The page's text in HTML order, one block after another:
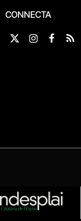
CONNECTA
X
Instagram
Facebook
RSS